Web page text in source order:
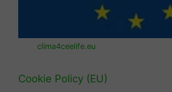
clima4ceelife.eu
Cookie Policy (EU)